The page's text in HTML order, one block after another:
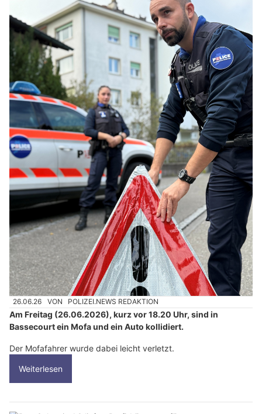
26.06.26 VON POLIZEI.NEWS REDAKTION
Am Freitag (26.06.2026), kurz vor 18.20 Uhr, sind in
Bassecourt ein Mofa und ein Auto kollidiert.
Der Mofafahrer wurde dabei leicht verletzt.
Weiterlesen